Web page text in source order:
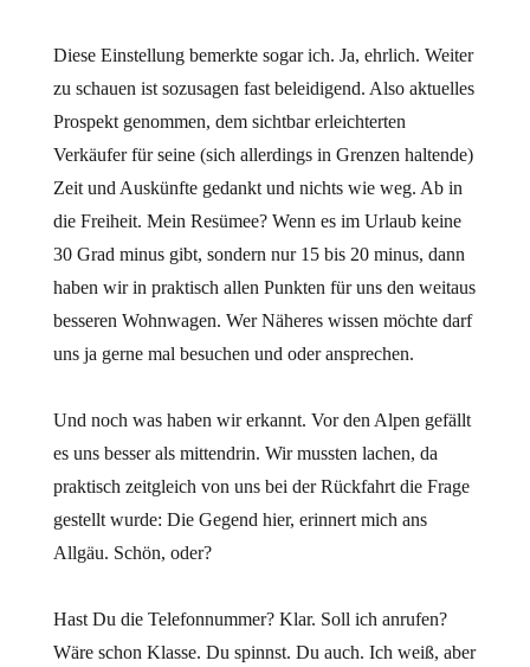
Diese Einstellung bemerkte sogar ich. Ja, ehrlich. Weiter
zu schauen ist sozusagen fast beleidigend. Also aktuelles
Prospekt genommen, dem sichtbar erleichterten
Verkäufer für seine (sich allerdings in Grenzen haltende)
Zeit und Auskünfte gedankt und nichts wie weg. Ab in
die Freiheit. Mein Resümee? Wenn es im Urlaub keine
30 Grad minus gibt, sondern nur 15 bis 20 minus, dann
haben wir in praktisch allen Punkten für uns den weitaus
besseren Wohnwagen. Wer Näheres wissen möchte darf
uns ja gerne mal besuchen und oder ansprechen.
Und noch was haben wir erkannt. Vor den Alpen gefällt
es uns besser als mittendrin. Wir mussten lachen, da
praktisch zeitgleich von uns bei der Rückfahrt die Frage
gestellt wurde: Die Gegend hier, erinnert mich ans
Allgäu. Schön, oder?
Hast Du die Telefonnummer? Klar. Soll ich anrufen?
Wäre schon Klasse. Du spinnst. Du auch. Ich weiß, aber